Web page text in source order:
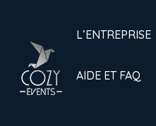
L’ENTREPRISE
AIDE ET FAQ